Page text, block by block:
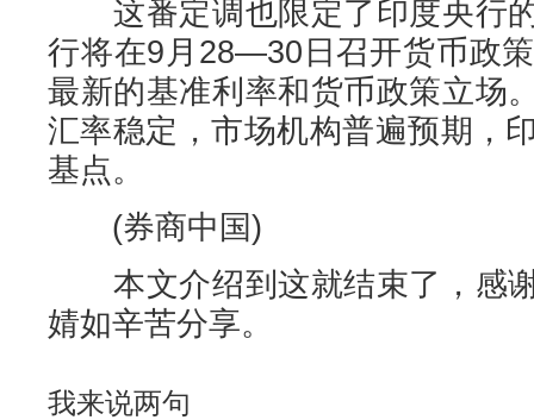
这番定调也限定了印度央行
行将在9月28—30日召开货币政
最新的基准利率和货币政策立场
汇率稳定，市场机构普遍预期，
基点。
(券商中国)
本文介绍到这就结束了，感
婧如辛苦分享。
我来说两句